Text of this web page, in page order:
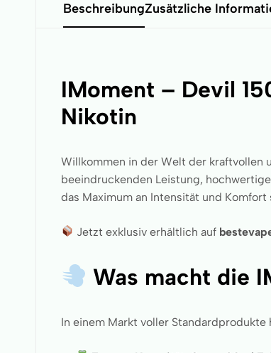
BeschreibungZusätzliche
IMoment – Devil
Nikotin
Willkommen in der Welt der kraftvollen
beeindruckenden Leistung,
das Maximum an Intensität und Komfort
Jetzt exklusiv erhältlich auf
Was macht die
In einem Markt voller